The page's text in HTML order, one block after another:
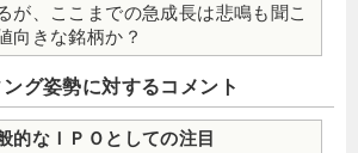
が、ここまでの急成長は悲鳴も聞こ
向きな銘柄か？
ング姿勢に対するコメント
的なＩＰＯとしての注目